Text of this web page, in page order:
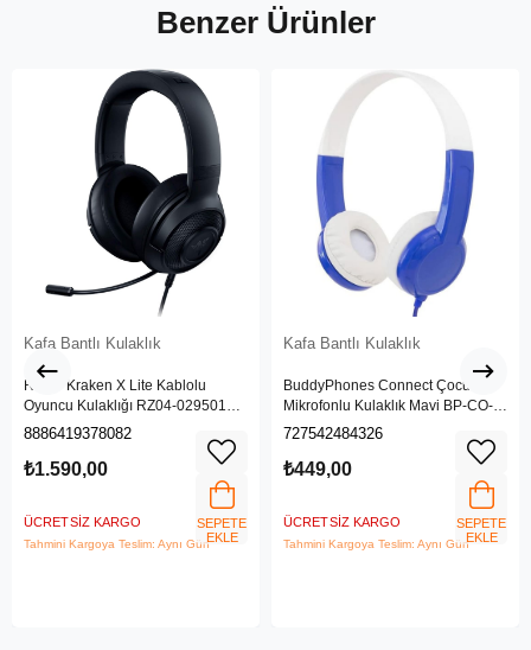
Benzer Ürünler
Kafa Bantlı Kulaklık
Razer Kraken X Lite Kablolu
Oyuncu Kulaklığı RZ04-02950100-
R381
8886419378082
₺1.590,00
ÜCRETSIZ KARGO
Tahmini Kargoya Teslim: Aynı Gün
SEPETE
EKLE
Kafa Bantlı Kulaklık
BuddyPhones Connect Çocuk
Mikrofonlu Kulaklık Mavi BP-CO-
BLUE-01-K
727542484326
₺449,00
ÜCRETSIZ KARGO
Tahmini Kargoya Teslim: Aynı Gün
SEPETE
EKLE